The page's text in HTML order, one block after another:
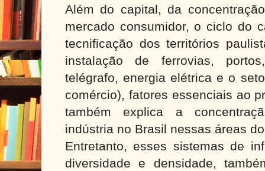
Além do capital, da
mercado consumidor, o ciclo do
tecnificação dos territórios
instalação de ferrovias,
telégrafo, energia elétrica e o
comércio), fatores essenciais ao
também explica a
indústria no Brasil nessas áreas
Entretanto, esses sistemas de
diversidade e densidade,